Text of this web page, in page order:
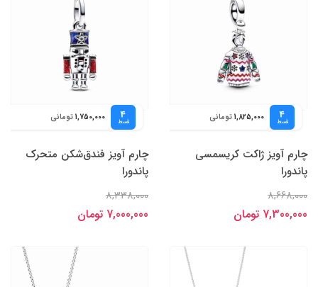
4
قسط 1,825,000 تومانی
چارم آویز ژاکت کریسمسی
پاندورا
8,668,000
7,300,000 تومان
4
قسط 1,750,000 تومانی
چارم آویز فندق‌شکن متحرک
پاندورا
8,338,000
7,000,000 تومان